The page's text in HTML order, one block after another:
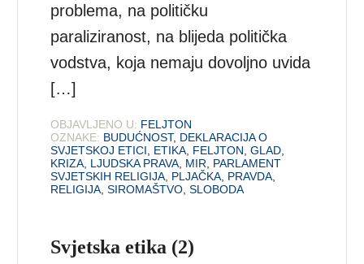
problema, na političku
paraliziranost, na blijeda politička
vodstva, koja nemaju dovoljno uvida
[…]
OBJAVLJENO U: FELJTON
OZNAKE: BUDUĆNOST, DEKLARACIJA O
SVJETSKOJ ETICI
ETIKA FELJTON ,GLAD
KRIZA LJUDSKA PRAVA MIR
PARLAMENT
SVJETSKIH RELIGIJA PLJAČKA PRAVDA
RELIGIJA ,SIROMAŠTVO ,SLOBODA
Svjetska etika (2)